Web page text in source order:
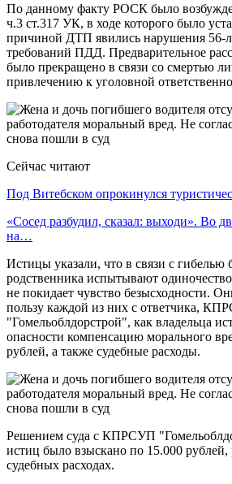
По данному факту РОСК было
ч.3 ст.317 УК, в ходе которого было
причиной ДТП явились нарушения 56-
требований ПДД. Предварительное
было прекращено в связи со смертью
привлечению к уголовной
Сейчас читают
Под Витебском опрокинулся
«Сосед разбудил, сказал: выходи». Во
на…
Истицы указали, что в связи с гибелью
родственника испытывают
не покидает чувство безысходности.
пользу каждой из них с ответчика,
"Гомельоблдорстрой", как владельца
опасности компенсацию морального
рублей, а также судебные расходы.
Решением суда с КПРСУП
истиц было взыскано по 15.000 рублей,
судебных расходах.